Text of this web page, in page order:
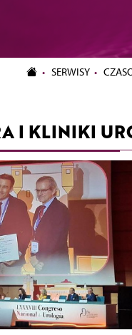
SERWISY
I KLINIKI